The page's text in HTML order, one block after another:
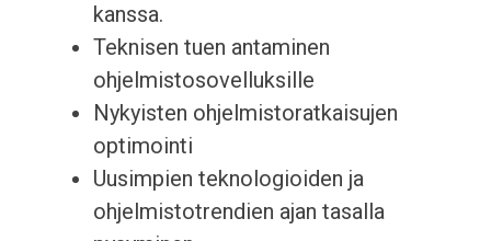
kanssa.
Teknisen tuen antaminen
ohjelmistosovelluksille
Nykyisten ohjelmistoratkaisujen
optimointi
Uusimpien teknologioiden ja
ohjelmistotrendien ajan tasalla